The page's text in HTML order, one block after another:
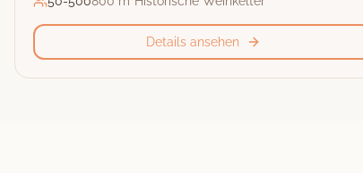
Details ansehen